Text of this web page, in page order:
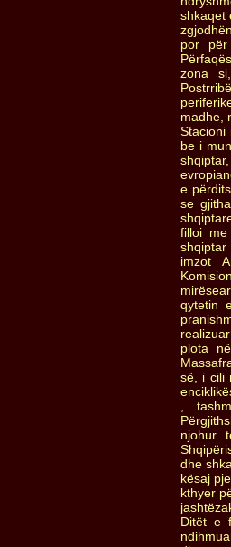
shkaqet
por për
zona
madhe,
Stacioni
be i
e
se
filloi
imzot
qytetin
plota
së, i cili
,
njohur
dhe
kësaj
kthyer
Ditët e